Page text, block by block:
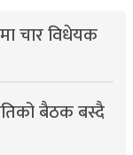
चार विधेयक
बैठक बस्दै